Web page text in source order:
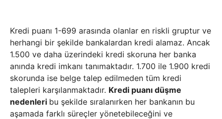
Kredi puanı 1-699 arasında olanlar en riskli gruptur ve
herhangi bir şekilde bankalardan kredi alamaz. Ancak
1.500 ve daha üzerindeki kredi skoruna her banka
anında kredi imkanı tanımaktadır. 1.700 ile 1.900 kredi
skorunda ise belge talep edilmeden tüm kredi
talepleri karşılanmaktadır. Kredi puanı düşme
nedenleri bu şekilde sıralanırken her bankanın bu
aşamada farklı süreçler yönetebileceğini ve